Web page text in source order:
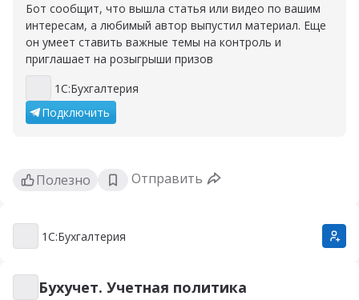
Бот сообщит, что вышла статья или видео по вашим
интересам, а любимый автор выпустил материал. Еще
он умеет ставить важные темы на контроль и
приглашает на розыгрыши призов
1С:Бухгалтерия
1С:Бухгалтерия
Подключить
Полезно Отправить
1С:Бухгалтерия
1С:Бухгалтерия
Бухучет. Учетная политика
Бухучет. Учетная политика